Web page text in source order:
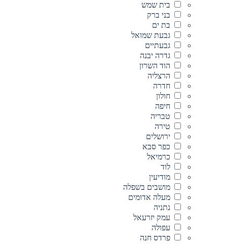
בית שמש
בני ברק
בת ים
גבעת שמואל
גבעתיים
גדרה יבנה
הוד השרון
הרצליה
חדרה
חולון
חיפה
טבריה
טירה
ירושלים
כפר סבא
כרמיאל
לוד
מודיעין
מושבים בשפלה
מעלה אדומים
נתניה
עמק יזרעאל
עפולה
פרדס חנה